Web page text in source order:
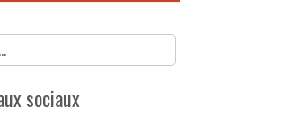
sociaux